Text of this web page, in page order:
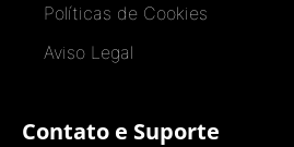
Políticas de Cookies
Aviso Legal
Contato e Suporte